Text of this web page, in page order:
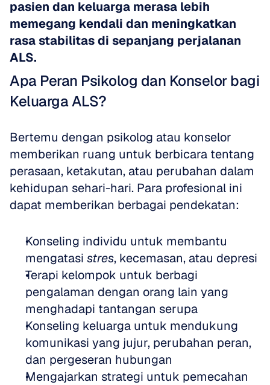
pasien dan keluarga merasa lebih
memegang kendali dan meningkatkan
rasa stabilitas di sepanjang perjalanan
ALS.
Apa Peran Psikolog dan Konselor bagi
Keluarga ALS?
Bertemu dengan psikolog atau konselor
memberikan ruang untuk berbicara tentang
perasaan, ketakutan, atau perubahan dalam
kehidupan sehari-hari. Para profesional ini
dapat memberikan berbagai pendekatan:
Konseling individu untuk membantu
mengatasi stres
Terapi kelompok untuk berbagi
pengalaman dengan orang lain yang
menghadapi tantangan serupa
Konseling keluarga untuk mendukung
komunikasi yang jujur, perubahan peran,
dan pergeseran hubungan
Mengajarkan strategi untuk pemecahan